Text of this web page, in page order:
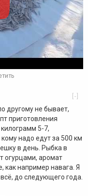
[-]
другому не бывает,
приготовления
5-7,
надо едут за 500 км
в день. Рыбка в
огурцами, аромат
как например навага. Я
до следующего года.